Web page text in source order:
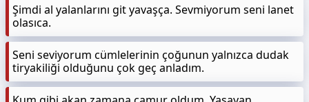
Şimdi al yalanlarını git yavaşça. Sevmiyorum seni lanet
olasıca.
Seni seviyorum cümlelerinin çoğunun yalnızca dudak
tiryakiliği olduğunu çok geç anladım.